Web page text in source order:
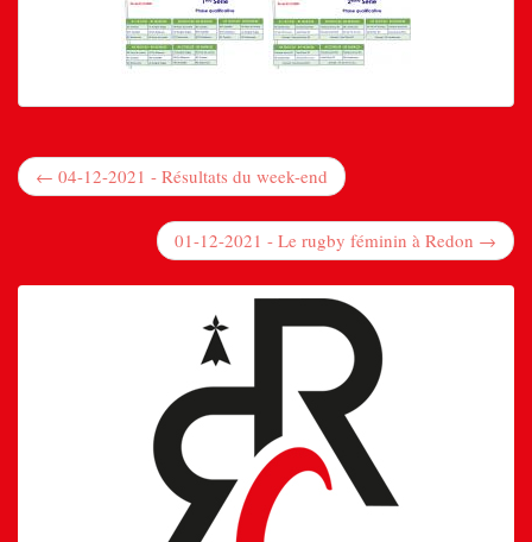
← 04-12-2021 - Résultats du week-end
01-12-2021 - Le rugby féminin à Redon →